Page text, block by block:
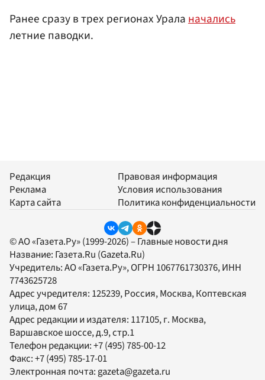
Ранее сразу в трех регионах Ураланачались
летние паводки.
Редакция
Реклама
Карта сайта
Правовая информация
Условия использования
Политика конфиденциальности
© АО «Газета.Ру» (1999-2026) – Главные новости дня
Название: Газета.Ru (Gazeta.Ru)
Учредитель:АО «Газета.Ру», ОГРН 1067761730376, ИНН
7743625728
Адрес учредителя: 125239, Россия, Москва, Коптевская
улица, дом 67
Адрес редакции и издателя: 117105, г. Москва,
Варшавское шоссе, д.9, стр.1
Телефон редакции:+7 (495) 785-00-12
Факс:+7 (495) 785-17-01
Электронная почта:gazeta@gazeta.ru